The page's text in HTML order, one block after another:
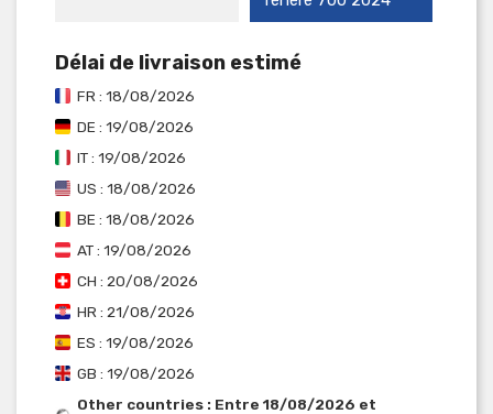
Délai de livraison estimé
FR : 18/08/2026
DE : 19/08/2026
IT : 19/08/2026
US : 18/08/2026
BE : 18/08/2026
AT : 19/08/2026
CH : 20/08/2026
HR : 21/08/2026
ES : 19/08/2026
GB : 19/08/2026
Other countries : Entre 18/08/2026 et